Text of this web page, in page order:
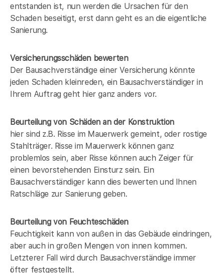
entstanden ist, nun werden die Ursachen für den
Schaden beseitigt, erst dann geht es an die eigentliche
Sanierung.
Versicherungsschäden bewerten
Der Bausachverständige einer Versicherung könnte
jeden Schaden kleinreden, ein Bausachverständiger in
Ihrem Auftrag geht hier ganz anders vor.
Beurteilung von Schäden an der Konstruktion
hier sind z.B. Risse im Mauerwerk gemeint, oder rostige
Stahlträger. Risse im Mauerwerk können ganz
problemlos sein, aber Risse können auch Zeiger für
einen bevorstehenden Einsturz sein. Ein
Bausachverständiger kann dies bewerten und Ihnen
Ratschläge zur Sanierung geben.
Beurteilung von Feuchteschäden
Feuchtigkeit kann von außen in das Gebäude eindringen,
aber auch in großen Mengen von innen kommen.
Letzterer Fall wird durch Bausachverständige immer
öfter festgestellt.